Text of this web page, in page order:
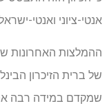
אנטי-ציוני ואנטי-
של ברית הזיכרון
שמקדם במידה רבה